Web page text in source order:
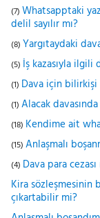
(7) Whatsapptaki
delil sayılır mı?
(8) Yargıtaydaki
(5) İş kazasıyla ilgili
(1) Dava için bilirkişi
(1) Alacak
(18) Kendime ait
(15) Anlaşmalı
(4) Dava para
Kira sözleşmesinin
çıkartabilir mi?